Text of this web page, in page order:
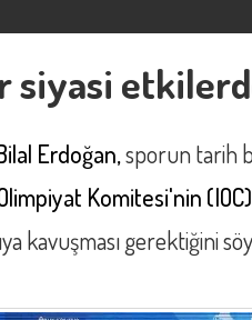
siyasi
Erdoğan,sporun tarih
Komitesi'nin (IOC)
kavuşması gerektiğini